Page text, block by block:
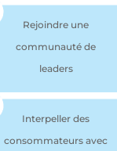
Rejoindre une
communauté de
leaders
Interpeller des
consommateurs avec